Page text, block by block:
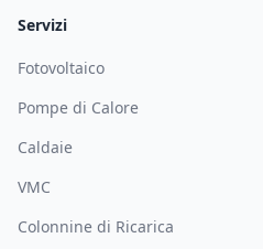
Servizi
Fotovoltaico
Pompe di Calore
Caldaie
VMC
Colonnine di Ricarica